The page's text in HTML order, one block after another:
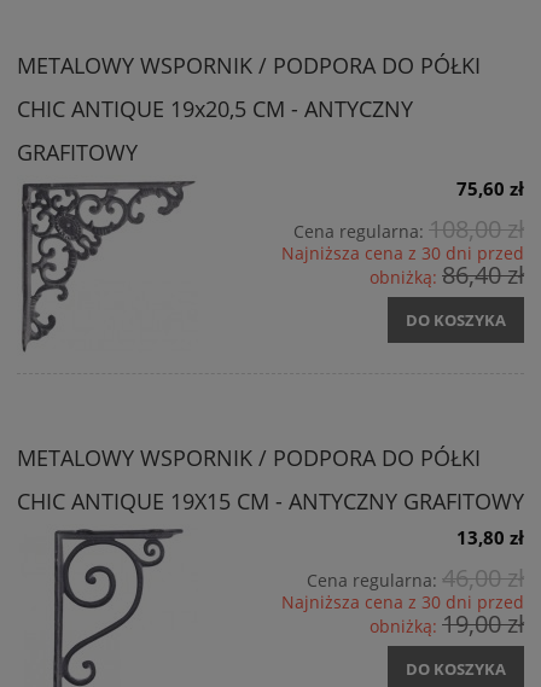
METALOWY WSPORNIK / PODPORA DO PÓŁKI
CHIC ANTIQUE 19x20,5 CM - ANTYCZNY
GRAFITOWY
75,60 zł
Cena regularna: 108,00 zł
Najniższa cena z 30 dni przed
obniżką: 86,40 zł
DO KOSZYKA
METALOWY WSPORNIK / PODPORA DO PÓŁKI
CHIC ANTIQUE 19X15 CM - ANTYCZNY GRAFITOWY
13,80 zł
Cena regularna: 46,00 zł
Najniższa cena z 30 dni przed
obniżką: 19,00 zł
DO KOSZYKA